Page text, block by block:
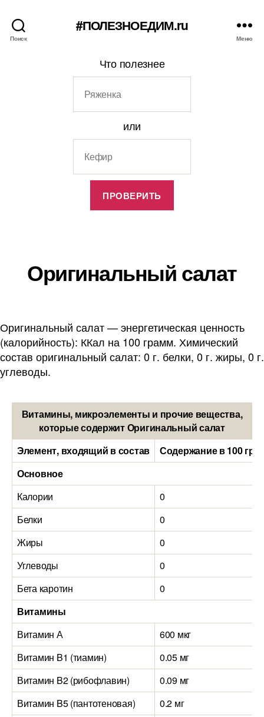
Поиск
#ПОЛЕЗНОЕДИМ.ru
Меню
Что полезнее
или
Оригинальный салат
Оригинальный салат — энергетическая ценность
(калорийность): ККал на 100 грамм. Химический
состав оригинальный салат: 0 г. белки, 0 г. жиры, 0 г.
углеводы.
Витамины, микроэлементы и прочие вещества,
которые содержит Оригинальный салат
Элемент, входящий в состав
Содержание в 100
Основное
Калории
0
Белки
0
Жиры
0
Углеводы
0
Бета каротин
0
Витамины
Витамин А
600 мкг
Витамин B1 (тиамин)
0.05 мг
Витамин B2 (рибофлавин)
0.09 мг
Витамин B5 (пантотеновая)
0.2 мг